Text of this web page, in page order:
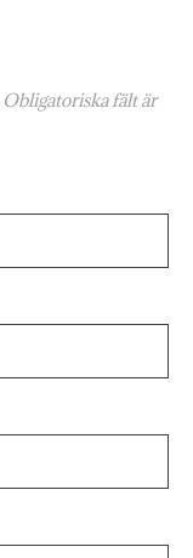
Obligatoriska fält är